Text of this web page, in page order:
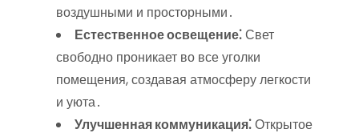
воздушными и просторными․
Естественное освещение⁚Свет
свободно проникает во все уголки
помещения, создавая атмосферу легкости
и уюта․
Улучшенная коммуникация⁚Открытое